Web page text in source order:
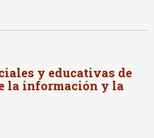
y educativas de
la información y la